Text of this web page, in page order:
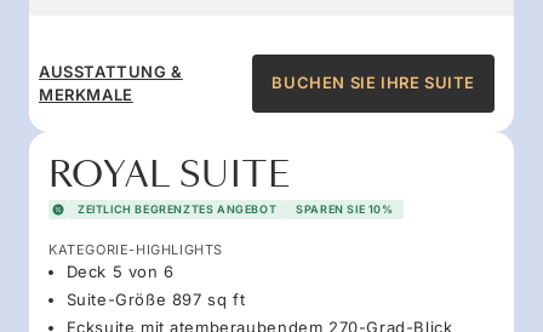
AUSSTATTUNG &
MERKMALE
BUCHEN SIE IHRE SUITE
ROYAL SUITE
ZEITLICH BEGRENZTES ANGEBOT SPAREN SIE 10%
KATEGORIE-HIGHLIGHTS
Deck 5 von 6
Suite-Größe 897 sq ft
Ecksuite mit atemberaubendem 270-Grad-Blick